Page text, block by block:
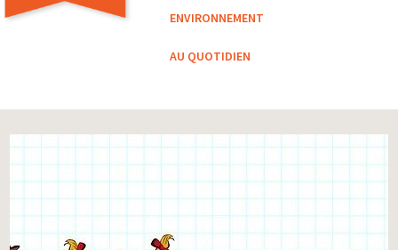
ENVIRONNEMENT
AU QUOTIDIEN